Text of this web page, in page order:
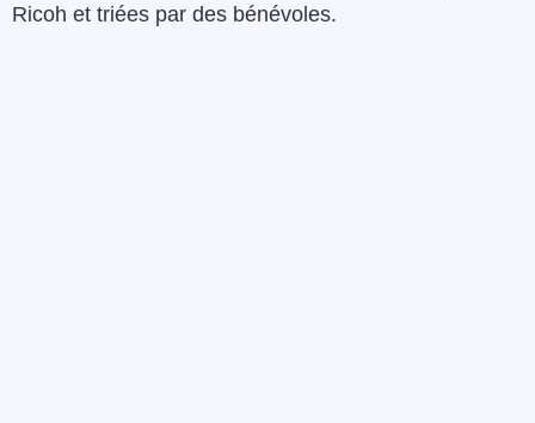
Ricoh et triées par des bénévoles.